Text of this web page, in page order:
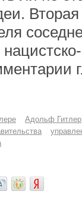
Адольф Гитлер